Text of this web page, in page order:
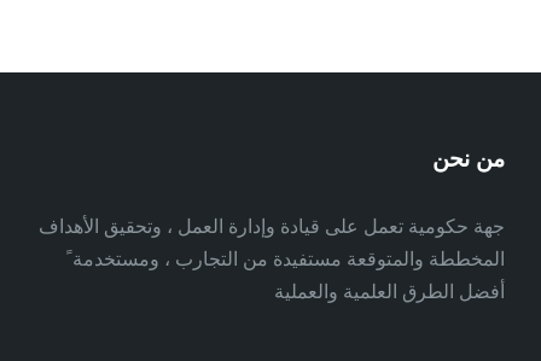
من نحن
جهة حكومية تعمل على قيادة وإدارة العمل ، وتحقيق الأهداف
المخططة والمتوقعة مستفيدة من التجارب ، ومستخدمة ً
أفضل الطرق العلمية والعملية